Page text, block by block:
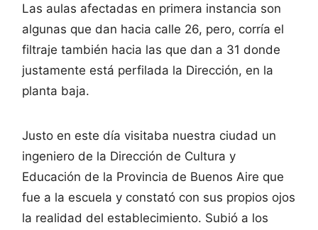
Las aulas afectadas en primera instancia son
algunas que dan hacia calle 26, pero, corría el
filtraje también hacia las que dan a 31 donde
justamente está perfilada la Dirección, en la
planta baja.
Justo en este día visitaba nuestra ciudad un
ingeniero de la Dirección de Cultura y
Educación de la Provincia de Buenos Aire que
fue a la escuela y constató con sus propios ojos
la realidad del establecimiento. Subió a los